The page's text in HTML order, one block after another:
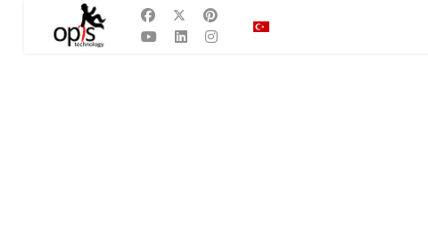
Dilinizi seçin